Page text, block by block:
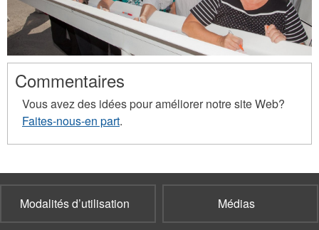
Commentaires
Vous avez des idées pour améliorer notre site Web?
Faites-nous-en part.
Modalités d’utilisation Médias